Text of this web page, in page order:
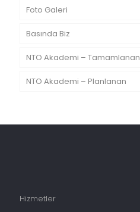
Foto Galeri
Basında Biz
NTO Akademi – Tamamlanan
NTO Akademi – Planlanan
Hizmetler